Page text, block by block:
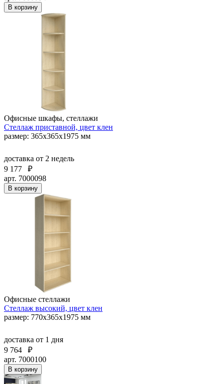
В корзину
Офисные шкафы, стеллажи
Стеллаж приставной, цвет клен
размер: 365х365х1975 мм
доставка от 2 недель
9 177
₽
арт. 7000098
В корзину
Офисные стеллажи
Стеллаж высокий, цвет клен
размер: 770х365х1975 мм
доставка от 1 дня
9 764
₽
арт. 7000100
В корзину